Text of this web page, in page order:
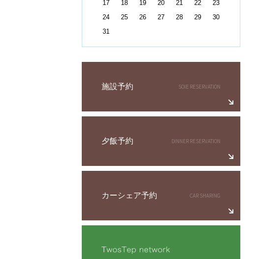
17 18 19 20 21 22
23
24
25 26 27 28 29
30
31
施設予約
夕飯予約
カーシェア予約